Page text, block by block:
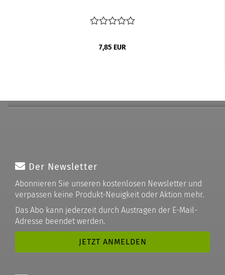
7,85 EUR
Der Newsletter
Abonnieren Sie unseren kostenlosen Newsletter und
verpassen keine Produkt-Neuigkeit oder Aktion mehr.
Das Abo kann jederzeit durch Austragen der E-Mail-
Adresse beendet werden.